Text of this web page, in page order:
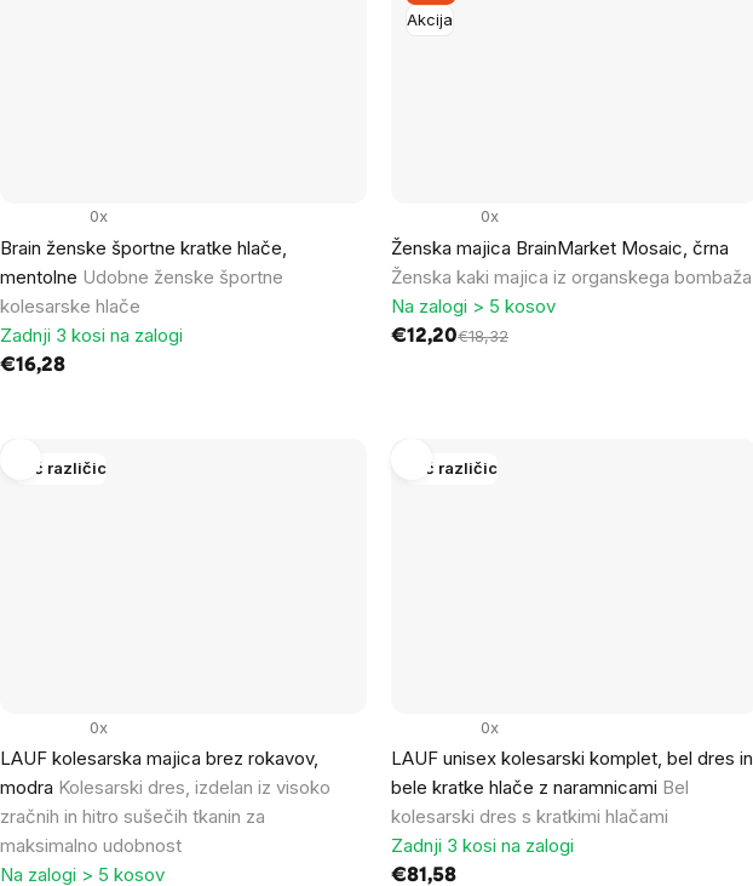
Brain ženske športne kratke hlače,
mentolne Udobne ženske športne
kolesarske hlače
0x
Zadnji 3 kosi na zalogi
€16,28
Akcija
Ženska majica BrainMarket Mosaic, črna
Ženska kaki majica iz organskega bombaža
0x
Na zalogi > 5 kosov
€12,20€18,32
Več različic
LAUF kolesarska majica brez rokavov,
modra Kolesarski dres, izdelan iz visoko
zračnih in hitro sušečih tkanin za
maksimalno udobnost
0x
Na zalogi > 5 kosov
Več različic
LAUF unisex kolesarski komplet, bel dres in
bele kratke hlače z naramnicami Bel
kolesarski dres s kratkimi hlačami
0x
Zadnji 3 kosi na zalogi
€81,58